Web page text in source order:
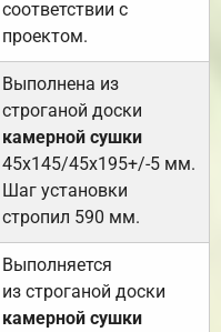
соответствии с
проектом.
Выполнена из
строганой доски
камерной сушки
45х145/45х195+/-5 мм.
Шаг установки
стропил 590 мм.
Выполняется
из строганой доски
камерной сушки